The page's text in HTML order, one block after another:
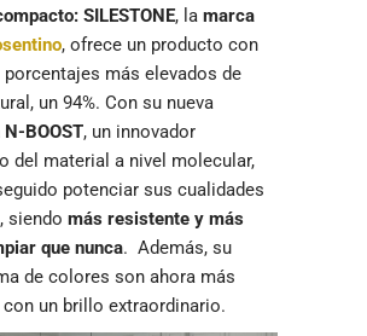
SILESTONE, la marca
, ofrece un producto con
porcentajes más elevados de
un 94%. Con su nueva
BOOST, un innovador
del material a nivel molecular,
potenciar sus cualidades
siendo más resistente y más
que nunca. Además, su
de colores son ahora más
un brillo extraordinario.